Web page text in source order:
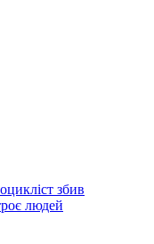
збив
людей